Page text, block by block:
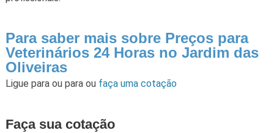
Para saber mais sobre Preços para
Veterinários 24 Horas no Jardim das
Oliveiras
Ligue para ou para ou faça uma cotação
Faça sua cotação